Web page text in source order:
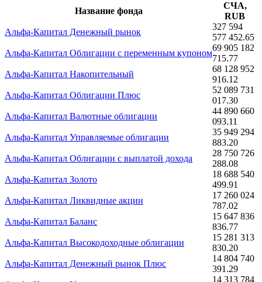
Название фонда
СЧА,
RUB
Альфа-Капитал Денежный рынок
327 594
577 452.65
Альфа-Капитал Облигации с переменным купоном
69 905 182
715.77
Альфа-Капитал Накопительный
68 128 952
916.12
Альфа-Капитал Облигации Плюс
52 089 731
017.30
Альфа-Капитал Валютные облигации
44 890 660
093.11
Альфа-Капитал Управляемые облигации
35 949 294
883.20
Альфа-Капитал Облигации с выплатой дохода
28 750 726
288.08
Альфа-Капитал Золото
18 688 540
499.91
Альфа-Капитал Ликвидные акции
17 260 024
787.02
Альфа-Капитал Баланс
15 647 836
836.77
Альфа-Капитал Высокодоходные облигации
15 281 313
830.20
Альфа-Капитал Денежный рынок Плюс
14 804 740
391.29
14 313 784